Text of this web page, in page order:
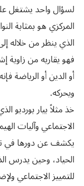
لسؤال واحد يشتغل
المركزي هو بمثابة
الذي ينظر من خلاله
فهو يقاربه من
أو الدين أو الرياضة
ويحركه.
خذ مثلاً بيار بورديو
الاجتماعي وآليات
يكشف عن دورها في
الحياد، وحين يدرس
للتمييز الاجتماعي